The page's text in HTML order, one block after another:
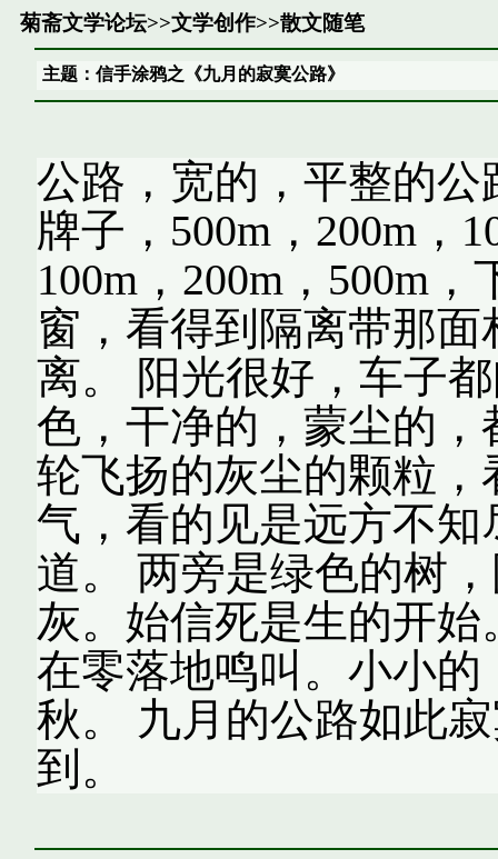
菊斋文学论坛>>文学创作>>散文随笔
主题：信手涂鸦之《九月的寂寞公路》
公路，宽的，平整的
牌子，500m，200m，
100m，200m，500m
窗，看得到隔离带那
离。 阳光很好，车子
色，干净的，蒙尘的
轮飞扬的灰尘的颗粒
气，看的见是远方不
道。 两旁是绿色的树
灰。始信死是生的开
在零落地鸣叫。小小
秋。 九月的公路如此
到。